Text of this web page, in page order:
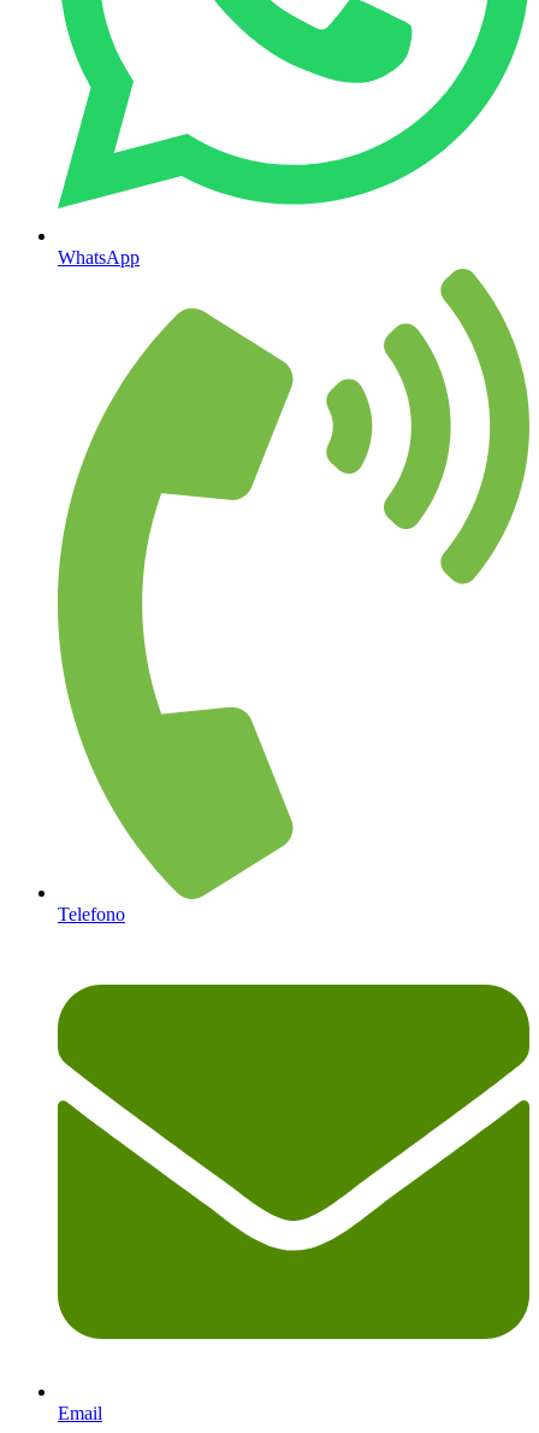
WhatsApp
Telefono
Email